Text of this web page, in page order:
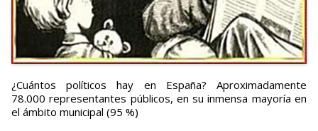
¿Cuántos políticos hay en España? Aproximadamente
78.000 representantes públicos, en su inmensa mayoría en
el ámbito municipal (95 %)